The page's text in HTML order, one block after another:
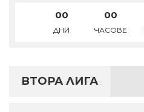
00
ДНИ
00
ЧАСОВЕ
ВТОРА ЛИГА